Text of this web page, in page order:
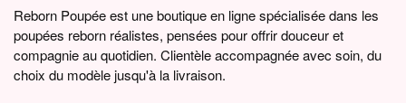
Reborn Poupée est une boutique en ligne spécialisée dans les
poupées reborn réalistes, pensées pour offrir douceur et
compagnie au quotidien. Clientèle accompagnée avec soin, du
choix du modèle jusqu'à la livraison.